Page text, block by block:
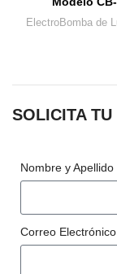
ElectroBomba de
SOLICITA
Nombre y Apellido
Correo Electrónico